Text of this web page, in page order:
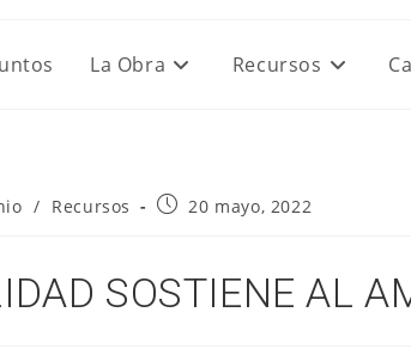
La Obra Recursos
/ Recursos
Publicación
20 mayo, 2022
SOSTIENE AL